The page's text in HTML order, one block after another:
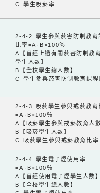
C 學生吸菸率
2-4-2 學生參與菸害防制教育
比率=A÷B×100％
A【曾經上過有關菸害防制教
學生人數】
B【全校學生總人數】
C 學生參與菸害防制教育課程
2-4-3 吸菸學生參與戒菸教育
=A÷B×100％
A【吸菸學生參與戒菸教育人
B【吸菸學生人數】
C 吸菸學生參與戒菸教育比率
2-4-4 學生電子煙使用率
=A÷B×100％
A【曾經使用電子煙學生人數
B【全校學生總人數】